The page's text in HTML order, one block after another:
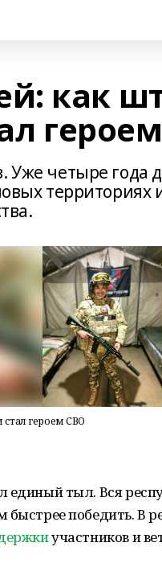
как
четыре года
героем СВО
единый тыл. Вся
победить. В
участников и